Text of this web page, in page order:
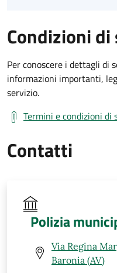
Condizioni
Per conoscere i dettagli di
informazioni importanti,
servizio.
Termini e condizioni di
Contatti
Polizia
Via Regina
Baronia (AV)